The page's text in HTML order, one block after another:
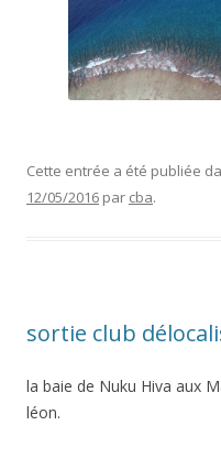
Cette entrée a été publiée
12/05/2016 par cba.
sortie club
la baie de Nuku Hiva aux
léon.